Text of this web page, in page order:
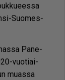
Suo­mes­
Pa­ne­
vuo­ti­ai­
mu­as­sa